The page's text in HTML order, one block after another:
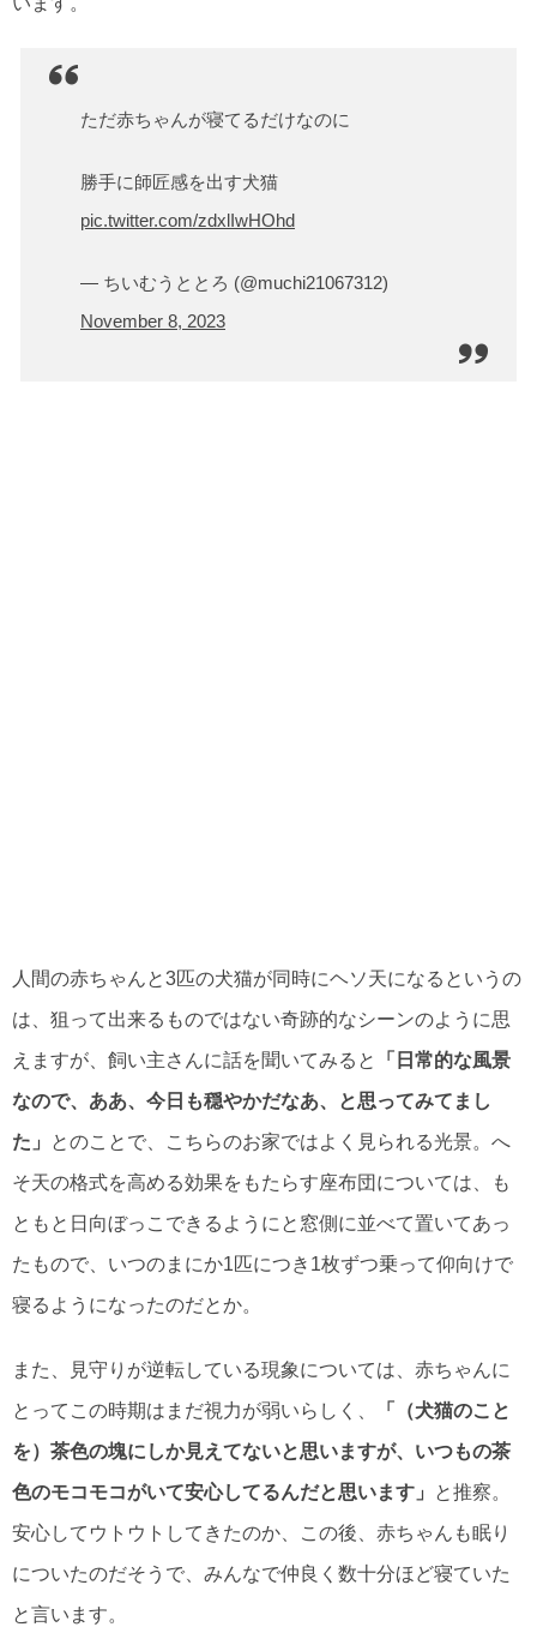
ただ赤ちゃんが寝てるだけなのに
勝手に師匠感を出す犬猫
pic.twitter.com/zdxlIwHOhd
— ちいむうととろ (@muchi21067312)
November 8, 2023
人間の赤ちゃんと3匹の犬猫が同時にヘソ天になるというの
は、狙って出来るものではない奇跡的なシーンのように思
えますが、飼い主さんに話を聞いてみると
「日常的な風景
なので、ああ、今日も穏やかだなあ、と思ってみてまし
た」
とのことで、こちらのお家ではよく見られる光景。へ
そ天の格式を高める効果をもたらす座布団については、も
ともと日向ぼっこできるようにと窓側に並べて置いてあっ
たもので、いつのまにか1匹につき1枚ずつ乗って仰向けで
寝るようになったのだとか。
また、見守りが逆転している現象については、赤ちゃんに
とってこの時期はまだ視力が弱いらしく、
「（犬猫のこと
を）茶色の塊にしか見えてないと思いますが、いつもの茶
色のモコモコがいて安心してるんだと思います」
と推察。
安心してウトウトしてきたのか、この後、赤ちゃんも眠り
についたのだそうで、みんなで仲良く数十分ほど寝ていた
と言います。